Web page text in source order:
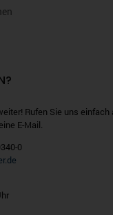
Rufen Sie uns einfach
E-Mail.
0